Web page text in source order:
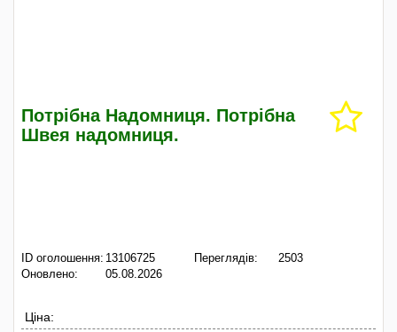
Потрібна Надомниця. Потрібна
Швея надомниця.
ID оголошення: 13106725
Оновлено:
05.08.2026
Переглядів: 2503
Ціна: